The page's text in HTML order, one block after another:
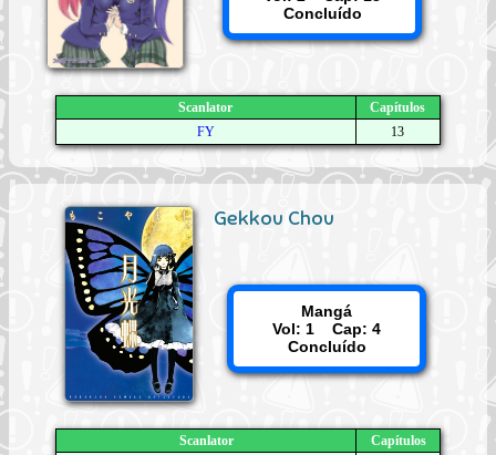
Concluído
Scanlator
Capítulos
FY
13
Gekkou Chou
Mangá
Vol: 1 Cap: 4
Concluído
Scanlator
Capítulos